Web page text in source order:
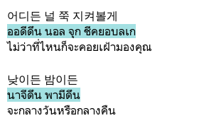
어디든 널 쭉 지켜볼게
ออดีดึน นอล จุก ชีคยอบลเก
ไม่ว่าที่ไหนก็จะคอยเฝ้ามองคุณ
낮이든 밤이든
นาจีดึน พามีดึน
จะกลางวันหรือกลางคืน